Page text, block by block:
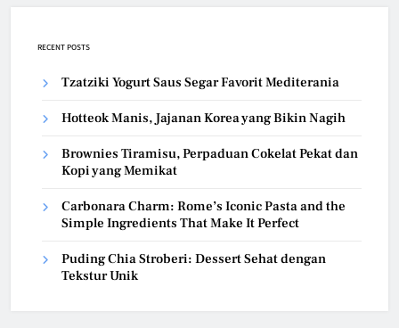
RECENT POSTS
Tzatziki Yogurt Saus Segar Favorit Mediterania
Hotteok Manis, Jajanan Korea yang Bikin Nagih
Brownies Tiramisu, Perpaduan Cokelat Pekat dan
Kopi yang Memikat
Carbonara Charm: Rome’s Iconic Pasta and the
Simple Ingredients That Make It Perfect
Puding Chia Stroberi: Dessert Sehat dengan
Tekstur Unik